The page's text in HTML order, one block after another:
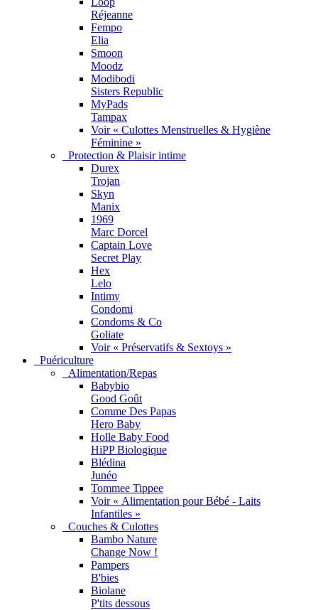
Réjeanne
Fempo
Elia
Smoon
Moodz
Modibodi
Sisters Republic
MyPads
Tampax
Voir « Culottes Menstruelles & Hygiène
Féminine »
Protection & Plaisir intime
Durex
Trojan
Skyn
Manix
1969
Marc Dorcel
Captain Love
Secret Play
Hex
Lelo
Intimy
Condomi
Condoms & Co
Goliate
Voir « Préservatifs & Sextoys »
Puériculture
Alimentation/Repas
Babybio
Good Goût
Comme Des Papas
Hero Baby
Holle Baby Food
HiPP Biologique
Blédina
Junéo
Tommee Tippee
Voir « Alimentation pour Bébé - Laits
Infantiles »
Couches & Culottes
Bambo Nature
Change Now !
Pampers
B'bies
Biolane
P'tits dessous